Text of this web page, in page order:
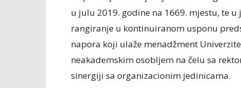
u julu 2019. godine na 1669. mjestu, te
rangiranje u kontinuiranom usponu
napora koji ulaže menadžment
neakademskim osobljem na čelu sa
sinergiji sa organizacionim jedinicama.